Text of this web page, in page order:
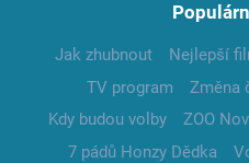
Jak zhubnout Nejlepší
TV program
Změna
Kdy budou volby
ZOO
7 pádů Honzy Dědka